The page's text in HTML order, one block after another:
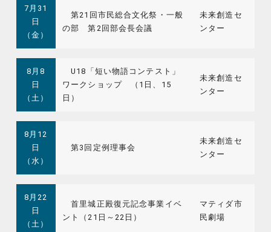
7月31
日
（金）
第21回市民総合文化祭・一般
の部 第2回部会長会議
未来創造セ
ンター
8月8
日
（土）
U18「短い物語コンテスト」
ワークショップ （1日、15
日）
未来創造セ
ンター
8月12
日
（水）
第3回定例理事会
未来創造セ
ンター
8月22
日
（土）
首里城正殿復元記念事業イベ
ント（21日～22日）
マティダ市
民劇場